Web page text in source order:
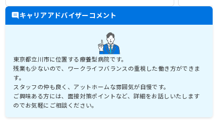
キャリアアドバイザーコメント
東京都立川市に位置する療養型病院です。
残業も少ないので、ワークライフバランスの重視した働き方ができま
す。
スタッフの仲も良く、アットホームな雰囲気が自慢です。
ご興味ある方には、面接対策ポイントなど、詳細をお話しいたします
のでお気軽にご相談ください。